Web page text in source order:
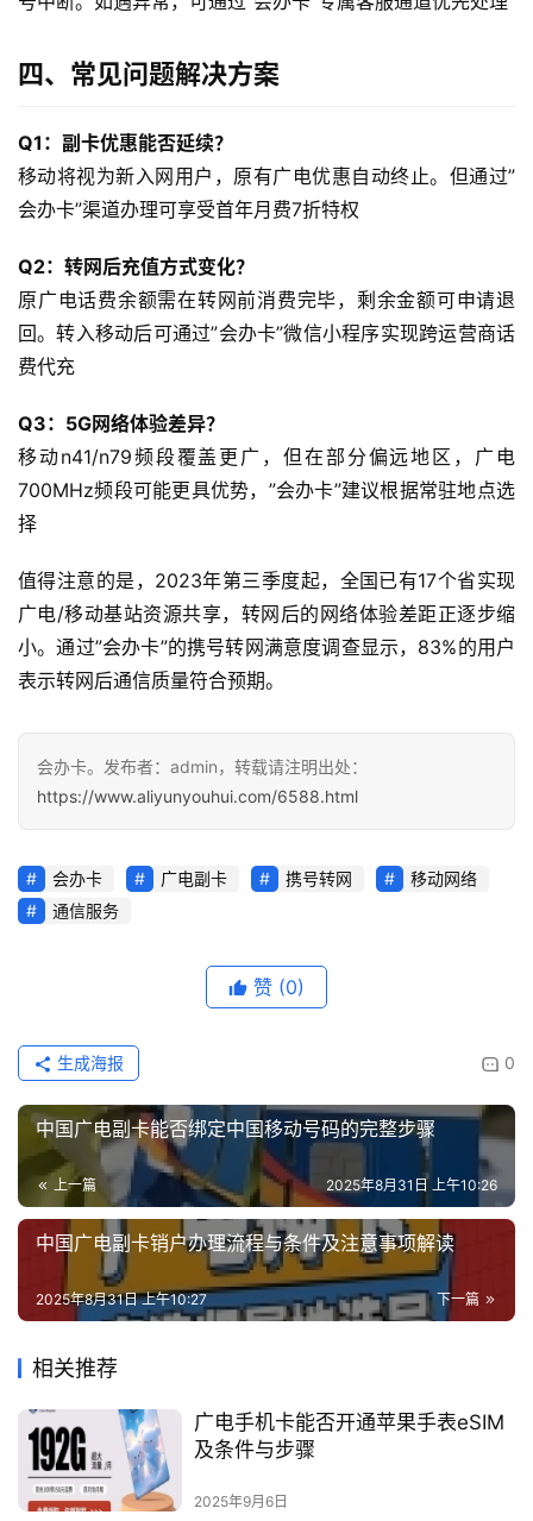
身
i
快
讯
多
页
面
四、常见问题解决方案
Q1：副卡优惠能否延续？
移动将视为新入网用户，原有广电优惠自动终止。但通过”
会办卡”渠道办理可享受首年月费7折特权
Q2：转网后充值方式变化？
原广电话费余额需在转网前消费完毕，剩余金额可申请退
回。转入移动后可通过”会办卡”微信小程序实现跨运营商话
费代充
Q3：5G网络体验差异？
移动n41/n79频段覆盖更广，但在部分偏远地区，广电
700MHz频段可能更具优势，”会办卡”建议根据常驻地点选
择
值得注意的是，2023年第三季度起，全国已有17个省实现
广电/移动基站资源共享，转网后的网络体验差距正逐步缩
小。通过”会办卡”的携号转网满意度调查显示，83%的用户
表示转网后通信质量符合预期。
会办卡。发布者：admin，转载请注明出处：
https://www.aliyunyouhui.com/6588.html
会办卡 广电副卡 携号转网
移动网络
通信服务
赞 (0)
0
生成海报
中国广电副卡能否绑定中国移动号码的完整步骤
上一篇 2025年8月31日 上午10:26
中国广电副卡销户办理流程与条件及注意事项解读
下一篇
2025年8月31日 上午10:27
相关推荐
广电手机卡能否开通苹果手表eSIM
及条件与步骤
2025年9月6日